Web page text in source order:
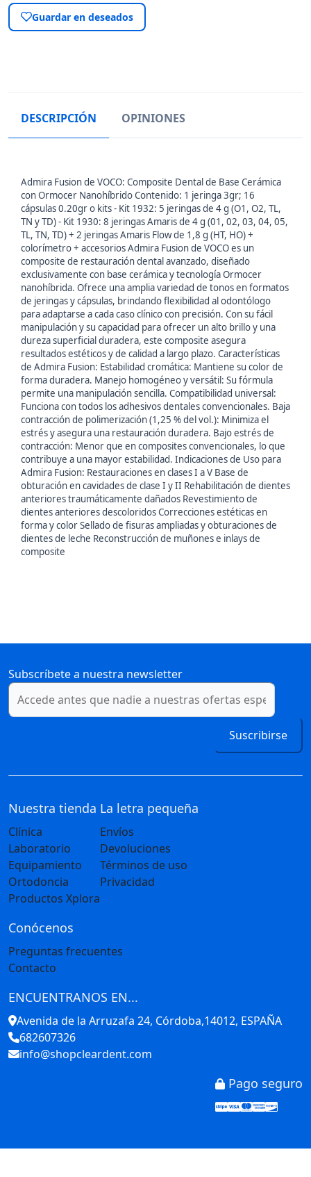
Guardar en deseados
DESCRIPCIÓN OPINIONES
Admira Fusion de VOCO: Composite Dental de Base Cerámica
con Ormocer Nanohíbrido Contenido: 1 jeringa 3gr; 16
cápsulas 0.20gr o kits - Kit 1932: 5 jeringas de 4 g (O1, O2, TL,
TN y TD) - Kit 1930: 8 jeringas Amaris de 4 g (01, 02, 03, 04, 05,
TL, TN, TD) + 2 jeringas Amaris Flow de 1,8 g (HT, HO) +
colorímetro + accesorios Admira Fusion de VOCO es un
composite de restauración dental avanzado, diseñado
exclusivamente con base cerámica y tecnología Ormocer
nanohíbrida. Ofrece una amplia variedad de tonos en formatos
de jeringas y cápsulas, brindando flexibilidad al odontólogo
para adaptarse a cada caso clínico con precisión. Con su fácil
manipulación y su capacidad para ofrecer un alto brillo y una
dureza superficial duradera, este composite asegura
resultados estéticos y de calidad a largo plazo. Características
de Admira Fusion: Estabilidad cromática: Mantiene su color de
forma duradera. Manejo homogéneo y versátil: Su fórmula
permite una manipulación sencilla. Compatibilidad universal:
Funciona con todos los adhesivos dentales convencionales. Baja
contracción de polimerización (1,25 % del vol.): Minimiza el
estrés y asegura una restauración duradera. Bajo estrés de
contracción: Menor que en composites convencionales, lo que
contribuye a una mayor estabilidad. Indicaciones de Uso para
Admira Fusion: Restauraciones en clases I a V Base de
obturación en cavidades de clase I y II Rehabilitación de dientes
anteriores traumáticamente dañados Revestimiento de
dientes anteriores descoloridos Correcciones estéticas en
forma y color Sellado de fisuras ampliadas y obturaciones de
dientes de leche Reconstrucción de muñones e inlays de
composite
Subscríbete a nuestra newsletter
Suscribirse
Nuestra tienda
Clínica
Laboratorio
Equipamiento
Ortodoncia
Productos Xplora
La letra pequeña
Envíos
Devoluciones
Términos de uso
Privacidad
Conócenos
Preguntas frecuentes
Contacto
ENCUENTRANOS EN...
Avenida de la Arruzafa 24, Córdoba,14012, ESPAÑA
682607326
info@shopcleardent.com
Pago seguro
Stripe
Visa